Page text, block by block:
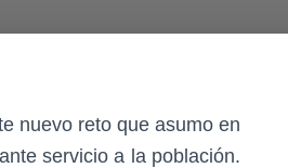
nuevo reto que asumo en
servicio a la población.